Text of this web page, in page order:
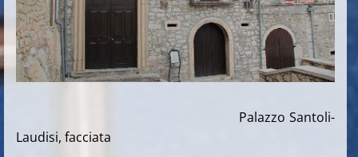
Palazzo Santoli-
Laudisi, facciata